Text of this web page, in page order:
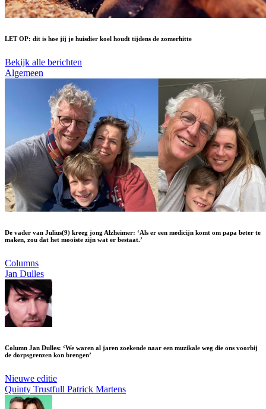
LET OP: dit is hoe jij je huisdier koel houdt tijdens de zomerhitte
Bekijk alle berichten
Algemeen
De vader van Julius(9) kreeg jong Alzheimer: ‘Als er een medicijn komt om papa beter te
maken, zou dat het mooiste zijn wat er bestaat.’
Columns
Jan Dulles
Column Jan Dulles: ‘We waren al jaren zoekende naar een muzikale weg die ons voorbij
de dorpsgrenzen kon brengen’
Nieuwe editie
Quinty Trustfull Patrick Martens